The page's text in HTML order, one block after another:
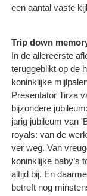
een aantal vaste
Trip down
In de allereerste
teruggeblikt op de
koninklijke
Presentator Tirza
bijzondere
jarig jubileum van
royals: van de
ver weg. Van
koninklijke baby’s
altijd bij. En
betreft nog